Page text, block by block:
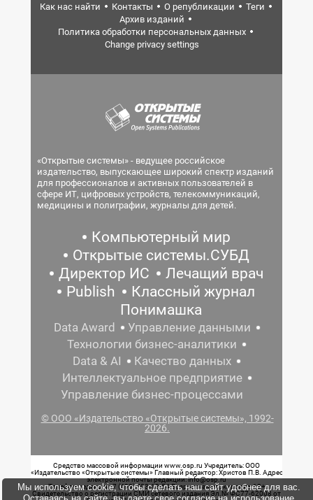
Как нас найти
Контакты О републикации
Теги
Архив изданий
Политика обработки персональных данных
Change privacy settings
«Открытые системы» - ведущее российское
издательство, выпускающее широкий спектр изданий
для профессионалов и активных пользователей в
сфере ИТ, цифровых устройств, телекоммуникаций,
медицины и полиграфии, журналы для детей.
Компьютерный мир
Открытые системы.СУБД
Директор ИС
Лечащий врач
Publish
Классный журнал
Понимашка
Data Award
Управление данными
Технологии бизнес-аналитики
Data & AI
Качество данных
Интеллектуальное предприятие
Управление бизнес-процессами
© ООО «Издательство «Открытые системы», 1992-
2026.
Средство массовой информации www.osp.ru Учредитель: ООО
«Издательство «Открытые системы» Главный редактор: Христов П.В. Адрес
электронной почты редакции: info@osp.ru
Телефон редакции: 7 (499) 703-18-54 Возрастная маркировка: 12+
Свидетельство о регистрации СМИ сетевого издания Эл.№ ФС77-62008 от
Мы используем cookie, чтобы сделать наш сайт удобнее для вас.